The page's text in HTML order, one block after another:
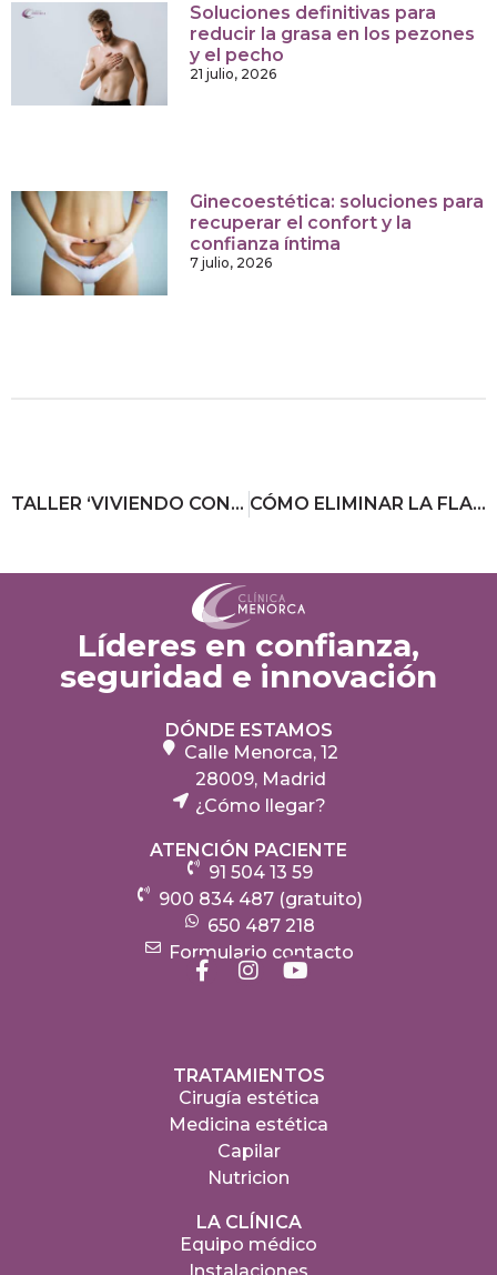
Soluciones definitivas para
reducir la grasa en los pezones
y el pecho
21 julio, 2026
Ginecoestética: soluciones para
recuperar el confort y la
confianza íntima
7 julio, 2026
TALLER ‘VIVIENDO CON CÁNCER DE MAMA’ CÓMO ELIMINAR LA FLACIDEZ FACIAL SIN RECURRIR A UN LIFTING
Líderes en confianza,
seguridad e innovación
DÓNDE ESTAMOS
Calle Menorca, 12
28009, Madrid
¿Cómo llegar?
ATENCIÓN PACIENTE
91 504 13 59
900 834 487 (gratuito)
650 487 218
Formulario contacto
TRATAMIENTOS
Cirugía estética
Medicina estética
Capilar
Nutricion
LA CLÍNICA
Equipo médico